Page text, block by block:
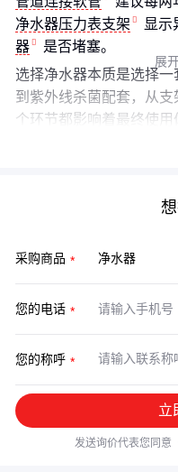
净水器压力表支架
显示
器
是否堵塞。
选择净水器本质是选择
到紫外线杀菌配套，从支
个环节都影响着最终使
展
采购商品
您的电话
您的称呼
立
发送询价代表您同意